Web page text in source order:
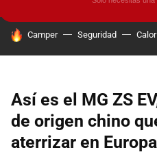
HOY SE HABLA DE
Camper Seguridad Calor
Así es el MG ZS
de origen chino
aterrizar en Europa